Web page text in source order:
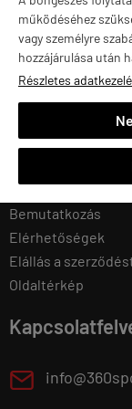
működéséhez
vagy személyre
hozzájárulása után
Részletes
25 000
Navigáció
Regisztráció
Kosár tartalma,
Rendelési
Bemutatkozás
Elérhetőségek
Elállás a
Oldaltérkép
E